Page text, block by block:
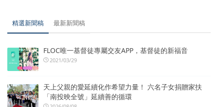
精選新聞稿 最新新聞稿
FLOC唯一基督徒專屬交友APP，基督徒的新福音
2021/03/29
天上父親的愛延續化作希望力量！ 六名子女捐贈家扶
「南投映全號」延續善的循環